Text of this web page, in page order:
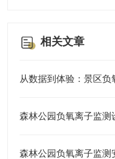
相关文章
森林公园负氧离子监
森林公园负氧离子监测